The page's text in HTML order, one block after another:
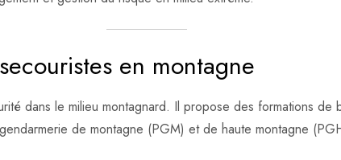
en montagne
dans le milieu montagnard. Il propose des formations de
de montagne (PGM) et de haute montagne